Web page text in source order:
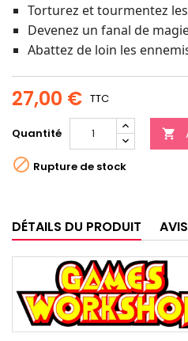
Torturez et tourmentez
Devenez un fanal de
Abattez de loin les
27,00 € TTC
Quantité 
 Rupture de stock
DÉTAILS DU PRODUIT AVIS